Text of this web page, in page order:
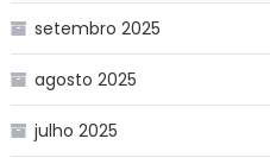
setembro 2025
agosto 2025
julho 2025